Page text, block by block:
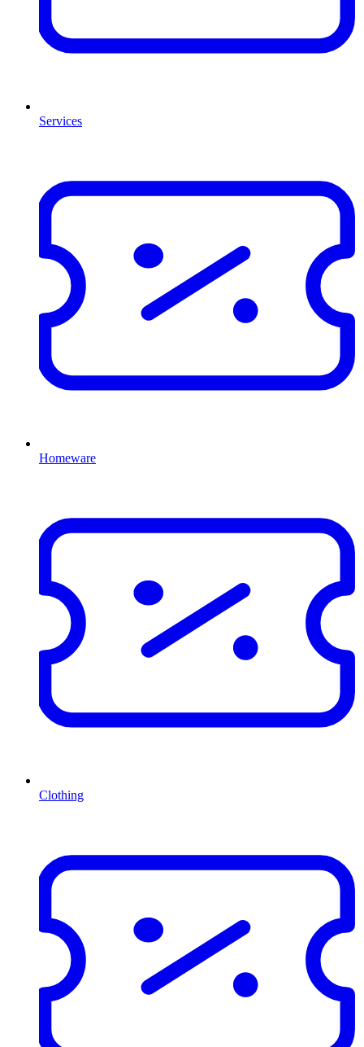
Services
Homeware
Clothing